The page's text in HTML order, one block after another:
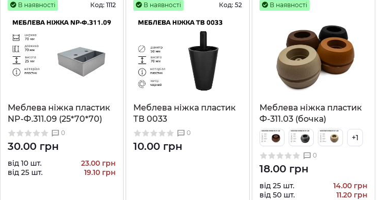
В наявності Код: 1112
Меблева ніжка пластик
NP-Ф.311.09 (25*70*70)
0
30.00 грн
від 10 шт.
23.00 грн
від 25 шт.
19.10 грн
В наявності Код: 52
Меблева ніжка пластик
ТВ 0033
0
10.00 грн
В наявності
Меблева ніжка пластик
Ф-311.03 (бочка)
+1
0
18.00 грн
від 25 шт.
14.00 грн
від 50 шт.
11.20 грн